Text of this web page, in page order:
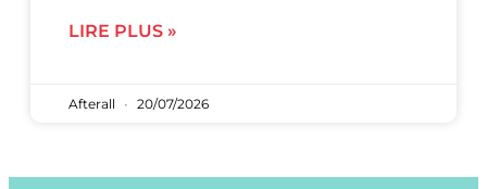
LIRE PLUS »
Afterall 20/07/2026